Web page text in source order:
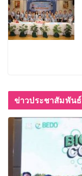
ข่าวประชาสัมพันธ์